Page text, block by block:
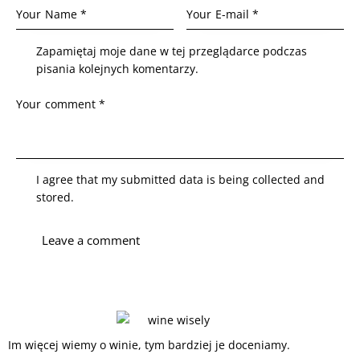
Zapamiętaj moje dane w tej przeglądarce podczas
pisania kolejnych komentarzy.
I agree that my submitted data is being collected and
stored.
Im więcej wiemy o winie, tym bardziej je doceniamy.